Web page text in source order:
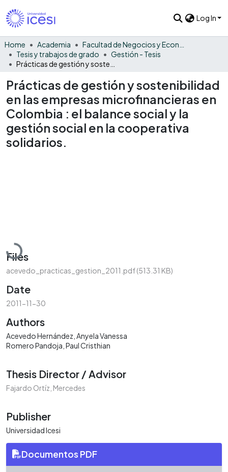
Log In
Home Academia
Tesis y trabajos de grado
Gestión - Tesis
Prácticas de gestión y sostenibilidad
en las empresas microfinancieras en
Colombia : el balance social y la
gestión social en la cooperativa
solidarios.
Loading...
Files
acevedo_practicas_gestion_2011.pdf(513.31 KB)
Date
2011-11-30
Authors
Acevedo Hernández, Anyela Vanessa
Romero Pandoja, Paul Cristhian
Thesis Director / Advisor
Fajardo Ortíz, Mercedes
Publisher
Universidad Icesi
Documentos PDF